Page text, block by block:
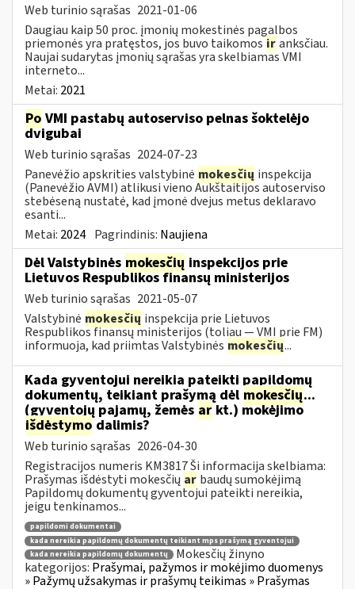
Web turinio sąrašas 2021-01-06
Daugiau kaip 50 proc. įmonių mokestinės pagalbos
priemonės yra pratęstos, jos buvo taikomos iranksčiau.
Naujai sudarytas įmonių sąrašas yra skelbiamas VMI
interneto...
Metai: 2021
Po VMI pastabų autoserviso pelnas šoktelėjo
dvigubai
Web turinio sąrašas 2024-07-23
Panevėžio apskrities valstybinė mokesčių inspekcija
(Panevėžio AVMI) atlikusi vieno Aukštaitijos autoserviso
stebėseną nustatė, kad įmonė dvejus metus deklaravo
esanti...
Metai: 2024 Pagrindinis: Naujiena
Dėl Valstybinės mokesčių inspekcijos prie
Lietuvos Respublikos finansų ministerijos
Web turinio sąrašas 2021-05-07
Valstybinė mokesčių inspekcija prie Lietuvos
Respublikos finansų ministerijos (toliau — VMI prie FM)
informuoja, kad priimtas Valstybinės mokesčių...
Kada gyventojui nereikia pateikti papildomų
dokumentų, teikiant prašymą dėl mokesčių...
(gyventojų pajamų, žemės ar kt.) mokėjimo
išdėstymo dalimis?
Web turinio sąrašas 2026-04-30
Registracijos numeris KM3817 Ši informacija skelbiama:
Prašymas išdėstyti mokesčių ar baudų sumokėjimą
Papildomų dokumentų gyventojui pateikti nereikia,
jeigu tenkinamos...
papildomi dokumentai
kada nereikia papildomų dokumentų teikiant mps prašymą gyventojui
kada nereikia papildomų dokumentų
Mokesčių žinyno
kategorijos: Prašymai, pažymos ir mokėjimo duomenys
» Pažymų užsakymas ir prašymų teikimas » Prašymas